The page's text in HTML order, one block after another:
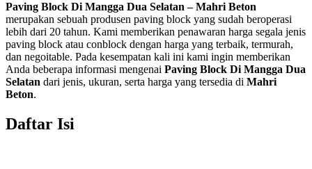
Paving Block Di Mangga Dua Selatan – Mahri Beton
merupakan sebuah produsen paving block yang sudah beroperasi
lebih dari 20 tahun. Kami memberikan penawaran harga segala jenis
paving block atau conblock dengan harga yang terbaik, termurah,
dan negoitable. Pada kesempatan kali ini kami ingin memberikan
Anda beberapa informasi mengenai Paving Block Di Mangga Dua
Selatan dari jenis, ukuran, serta harga yang tersedia di Mahri
Beton.
Daftar Isi